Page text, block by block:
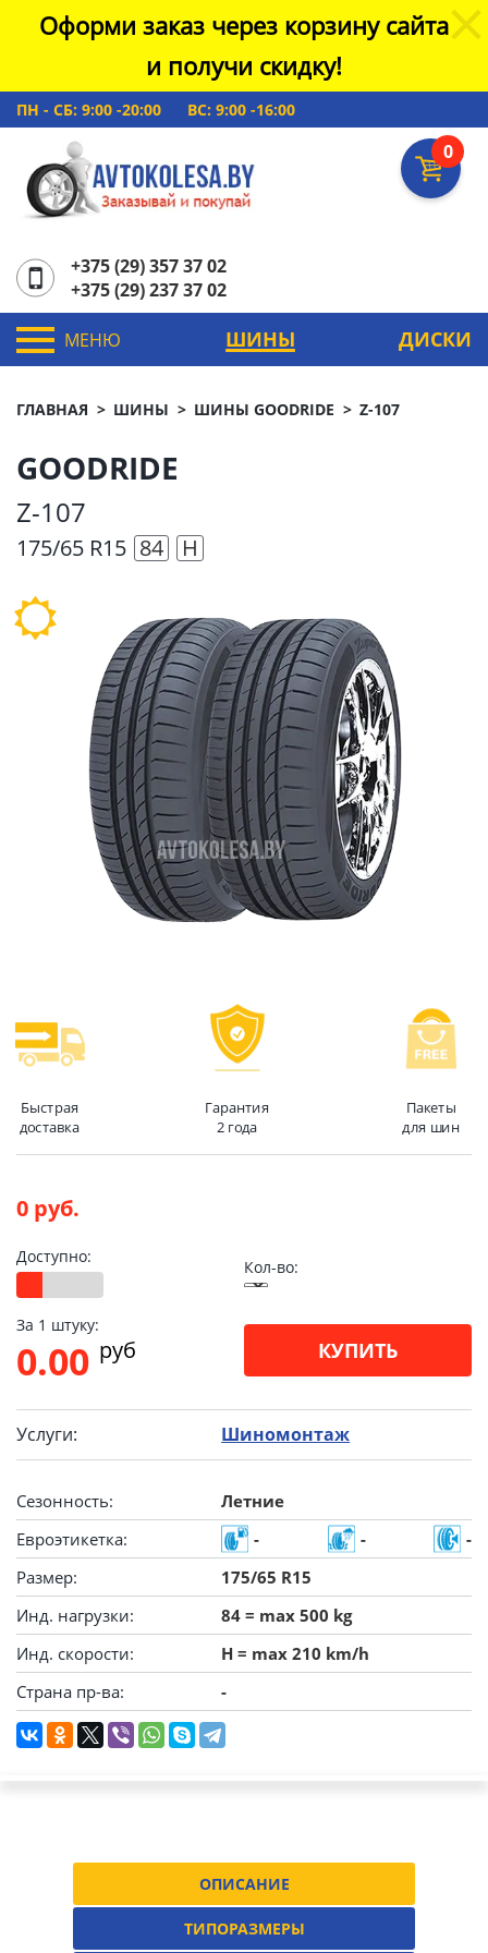
Оформи заказ через корзину сайта
и получи скидку!
ПН - СБ: 9:00 -20:00 ВС: 9:00 -16:00
0
+375 (29) 357 37 02
+375 (29) 237 37 02
МЕНЮ ШИНЫ ДИСКИ
ГЛАВНАЯ ШИНЫ ШИНЫ GOODRIDE Z-107
GOODRIDE
Z-107
175/65 R15 84 H
Быстрая
доставка
Гарантия
2 года
Пакеты
для шин
0 руб.
Доступно:
Кол-во:
За 1 штуку:
0.00 pуб КУПИТЬ
Услуги: Шиномонтаж
Сезонность:
Летние
Евроэтикетка:
- -
-
Размер:
175/65 R15
Инд. нагрузки:
84 = max 500 kg
Инд. скорости:
H = max 210 km/h
Страна пр-ва:
-
ОПИСАНИЕ
ТИПОРАЗМЕРЫ